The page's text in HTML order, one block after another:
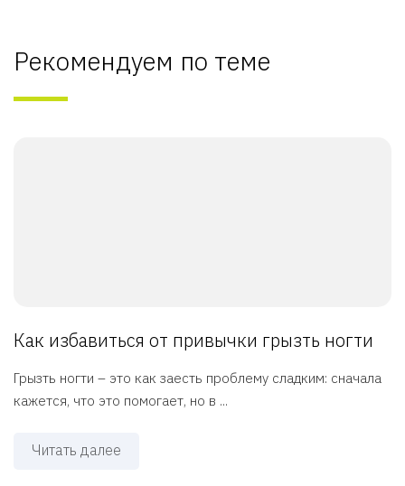
Рекомендуем по теме
Как избавиться от привычки грызть ногти
Грызть ногти – это как заесть проблему сладким: сначала
кажется, что это помогает, но в ...
Читать далее